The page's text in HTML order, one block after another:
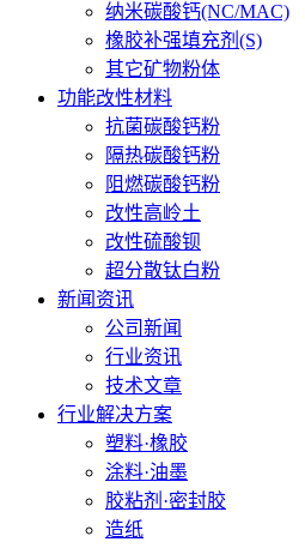
纳米碳酸钙(NC/MAC)
橡胶补强填充剂(S)
其它矿物粉体
功能改性材料
抗菌碳酸钙粉
隔热碳酸钙粉
阻燃碳酸钙粉
改性高岭土
改性硫酸钡
超分散钛白粉
新闻资讯
公司新闻
行业资讯
技术文章
行业解决方案
塑料·橡胶
涂料·油墨
胶粘剂·密封胶
造纸